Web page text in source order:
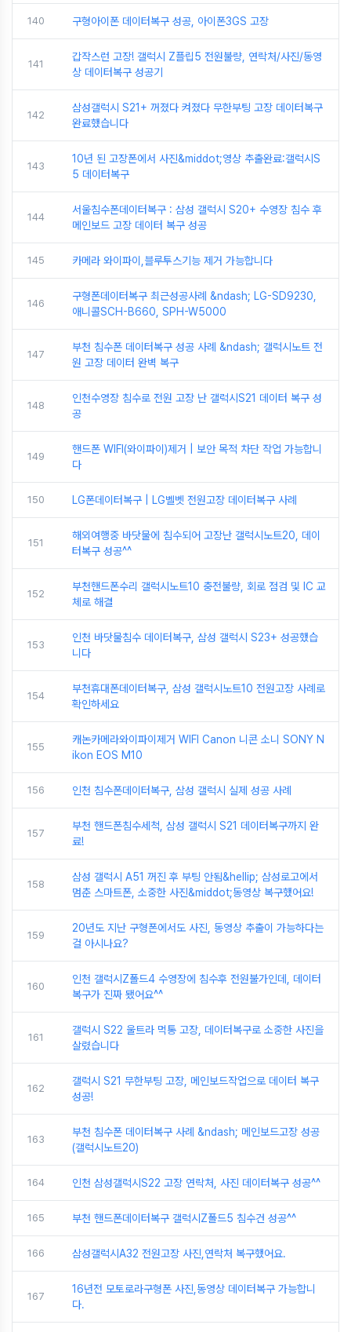
140 구형아이폰 데이터복구 성공, 아이폰3GS 고장
141
갑작스런 고장! 갤럭시 Z플립5 전원불량, 연락처/사진/동영
상 데이터복구 성공기
142
삼성갤럭시 S21+ 꺼졌다 켜졌다 무한부팅 고장 데이터복구
완료했습니다
143
10년 된 고장폰에서 사진&middot;영상 추출완료:갤럭시S
5 데이터복구
144
서울침수폰데이터복구 : 삼성 갤럭시 S20+ 수영장 침수 후
메인보드 고장 데이터 복구 성공
145 카메라 와이파이,블루투스기능 제거 가능합니다
146
구형폰데이터복구 최근성공사례 &ndash; LG-SD9230,
애니콜SCH-B660, SPH-W5000
147
부천 침수폰 데이터복구 성공 사례 &ndash; 갤럭시노트 전
원 고장 데이터 완벽 복구
148
인천수영장 침수로 전원 고장 난 갤럭시S21 데이터 복구 성
공
149
핸드폰 WIFI(와이파이)제거 | 보안 목적 차단 작업 가능합니
다
150 LG폰데이터복구 | LG벨벳 전원고장 데이터복구 사례
151
해외여행중 바닷물에 침수되어 고장난 갤럭시노트20, 데이
터복구 성공^^
152
부천핸드폰수리 갤럭시노트10 충전불량, 회로 점검 및 IC 교
체로 해결
153
인천 바닷물침수 데이터복구, 삼성 갤럭시 S23+ 성공했습
니다
154
부천휴대폰데이터복구, 삼성 갤럭시노트10 전원고장 사례로
확인하세요
155
캐논카메라와이파이제거 WIFI Canon 니콘 소니 SONY N
ikon EOS M10
156 인천 침수폰데이터복구, 삼성 갤럭시 실제 성공 사례
157
부천 핸드폰침수세척, 삼성 갤럭시 S21 데이터복구까지 완
료!
158
삼성 갤럭시 A51 꺼진 후 부팅 안됨&hellip; 삼성로고에서
멈춘 스마트폰, 소중한 사진&middot;동영상 복구했어요!
159
20년도 지난 구형폰에서도 사진, 동영상 추출이 가능하다는
걸 아시나요?
160
인천 갤럭시Z폴드4 수영장에 침수후 전원불가인데, 데이터
복구가 진짜 됐어요^^
161
갤럭시 S22 울트라 먹통 고장, 데이터복구로 소중한 사진을
살렸습니다
162
갤럭시 S21 무한부팅 고장, 메인보드작업으로 데이터 복구
성공!
163
부천 침수폰 데이터복구 사례 &ndash; 메인보드고장 성공
(갤럭시노트20)
164 인천 삼성갤럭시S22 고장 연락처, 사진 데이터복구 성공^^
165 부천 핸드폰데이터복구 갤럭시Z폴드5 침수건 성공^^
166 삼성갤럭시A32 전원고장 사진,연락처 복구했어요.
167
16년전 모토로라구형폰 사진,동영상 데이터복구 가능합니
다.